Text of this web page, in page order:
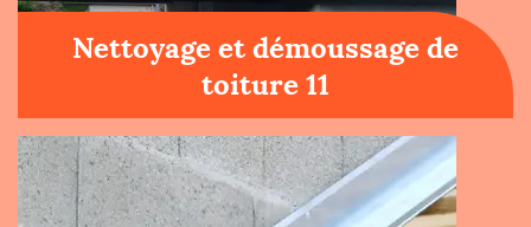
Nettoyage et démoussage de
toiture 11